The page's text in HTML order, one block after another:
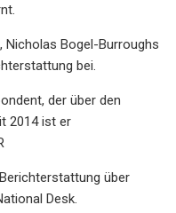
Nicholas Bogel-Burroughs
bei.
der über den
2014 ist er
über
Desk.